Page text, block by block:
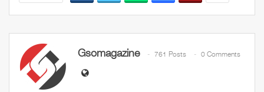
Gsomagazine 761 Posts 0 Comments